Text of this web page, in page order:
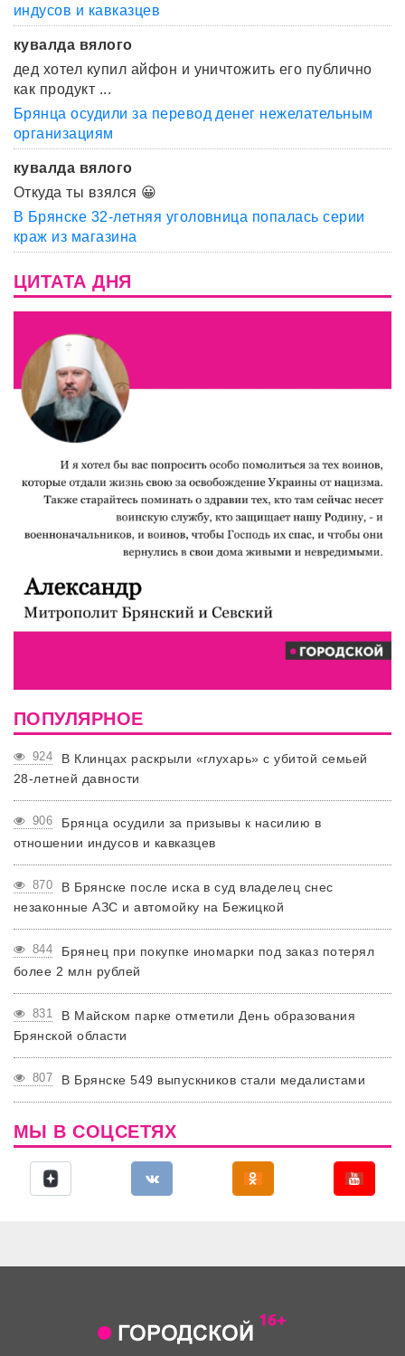
индусов и кавказцев
кувалда вялого
дед хотел купил айфон и уничтожить его публично
как продукт ...
Брянца осудили за перевод денег нежелательным
организациям
кувалда вялого
Откуда ты взялся 😀
В Брянске 32-летняя уголовница попалась серии
краж из магазина
ЦИТАТА ДНЯ
ПОПУЛЯРНОЕ
924
В Клинцах раскрыли «глухарь» с убитой семьей
28-летней давности
906
Брянца осудили за призывы к насилию в
отношении индусов и кавказцев
870
В Брянске после иска в суд владелец снес
незаконные АЗС и автомойку на Бежицкой
844
Брянец при покупке иномарки под заказ потерял
более 2 млн рублей
831
В Майском парке отметили День образования
Брянской области
807 В Брянске 549 выпускников стали медалистами
МЫ В СОЦСЕТЯХ